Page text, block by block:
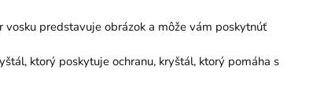
predstavuje obrázok a môže vám poskytnúť
ktorý poskytuje ochranu, kryštál, ktorý pomáha s